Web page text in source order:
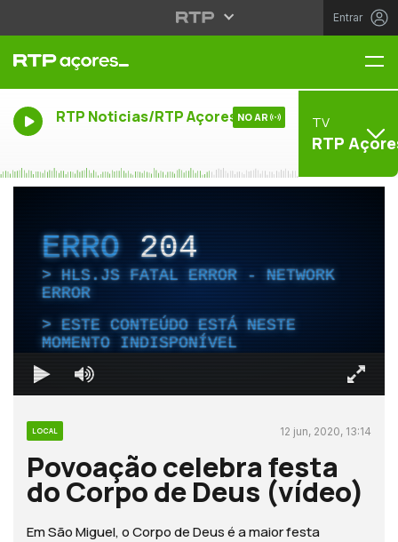
Entrar
RTP Noticias/RTP Açores NO AR TV
RTP
ERRO204
HLS.JS FATAL ERROR - NETWORK
ERROR
ESTE CONTEÚDO ESTÁ NESTE
MOMENTO INDISPONÍVEL
LOCAL 12 jun, 2020, 13:14
Povoação celebra festa
do Corpo de Deus (vídeo)
Em São Miguel, o Corpo de Deus é a maior festa